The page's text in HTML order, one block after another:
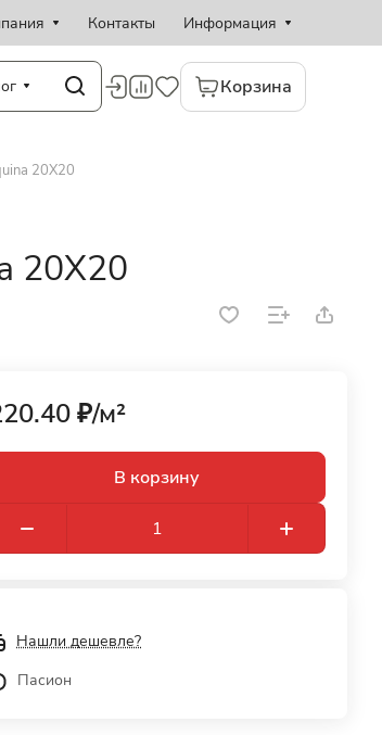
Контакты Информация
Корзина
20X20
20X20
₽/м²
В корзину
Нашли дешевле?
Пасион